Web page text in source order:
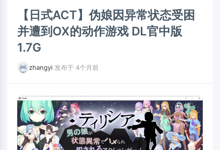
【日式ACT】伪娘因异常状态受困
并遭到OX的动作游戏 DL官中版
1.7G
zhangyi 发布于 4个月前